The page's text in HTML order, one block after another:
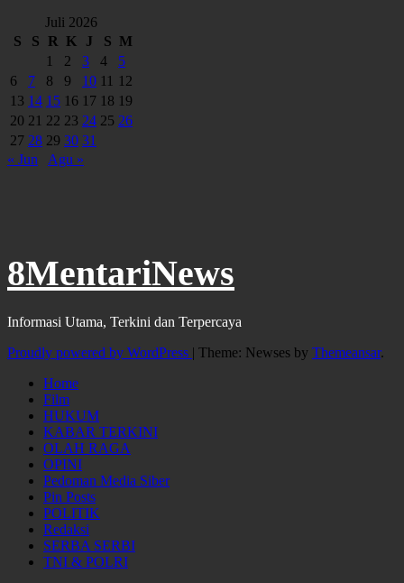
Juli 2026
S
S R K J S M
1
2 3 4
5
6
7 8 9 10 11 12
13 14 15 16 17 18 19
20 21 22 23 24 25 26
27 28 29 30 31
« Jun
Agu »
8MentariNews
Informasi Utama, Terkini dan Terpercaya
Proudly powered by WordPress | Theme: Newses by Themeansar.
Home
Film
HUKUM
KABAR TERKINI
OLAH RAGA
OPINI
Pedoman Media Siber
Pin Posts
POLITIK
Redaksi
SERBA SERBI
TNI & POLRI